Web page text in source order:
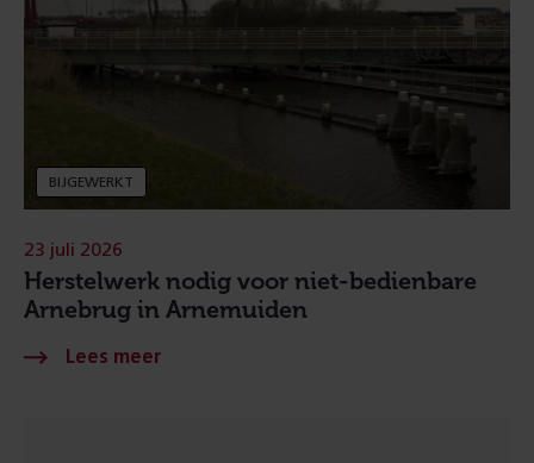
BIJGEWERKT
Herstelwerk nodig voor niet-bedienbare
Arnebrug in Arnemuiden
23 juli 2026